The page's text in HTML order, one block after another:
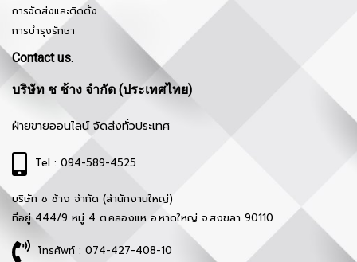
การจัดส่งและติดตั้ง
การบำรุงรักษา
Contact us.
บริษัท ช ช้าง จำกัด (ประเทศไทย)
ฝ่ายขายออนไลน์ จัดส่งทั่วประเทศ
Tel : 094-589-4525
บริษัท ช ช้าง จำกัด (สำนักงานใหญ่)
ที่อยู่ 444/9 หมู่ 4 ต.คลองแห อ.หาดใหญ่ จ.สงขลา 90110
โทรศัพท์ : 074-427-408-10